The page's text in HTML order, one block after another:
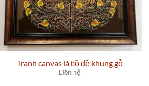
Tranh canvas lá bồ đề khung gỗ
Liên hệ